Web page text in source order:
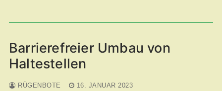
Barrierefreier Umbau von
Haltestellen
RÜGENBOTE
16. JANUAR 2023